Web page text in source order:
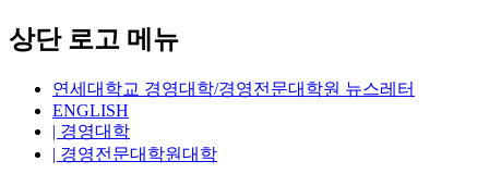
상단 로고 메뉴
연세대학교 경영대학/경영전문대학원 뉴스레터
ENGLISH
| 경영대학
| 경영전문대학원대학